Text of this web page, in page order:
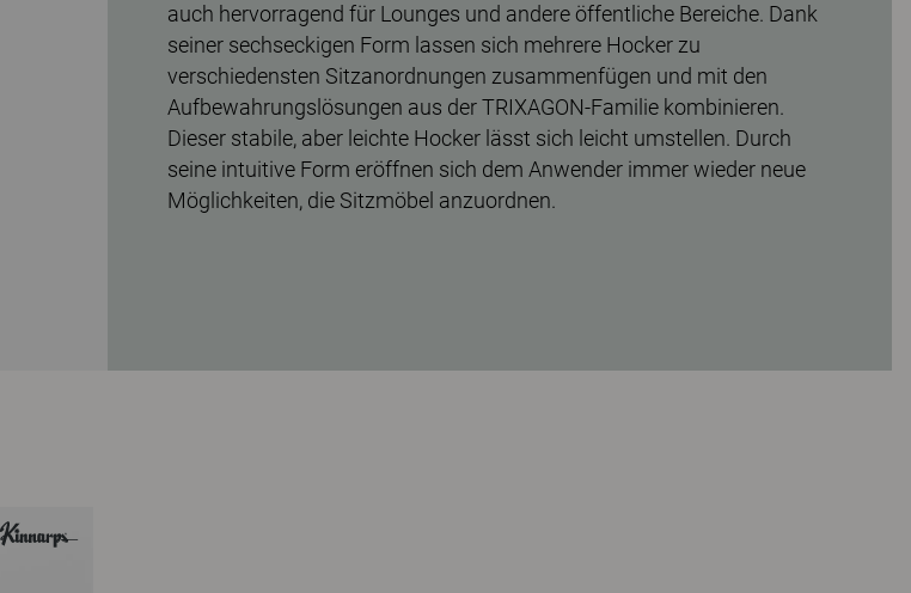
auch hervorragend für Lounges und andere öffentliche Bereiche. Dank
seiner sechseckigen Form lassen sich mehrere Hocker zu
verschiedensten Sitzanordnungen zusammenfügen und mit den
Aufbewahrungslösungen aus der TRIXAGON-Familie kombinieren.
Dieser stabile, aber leichte Hocker lässt sich leicht umstellen. Durch
seine intuitive Form eröffnen sich dem Anwender immer wieder neue
Möglichkeiten, die Sitzmöbel anzuordnen.